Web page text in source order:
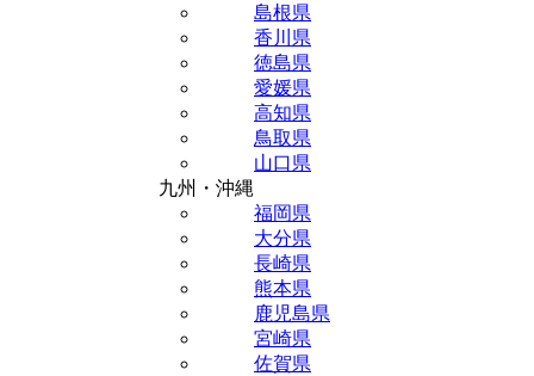
島根県
香川県
徳島県
愛媛県
高知県
鳥取県
山口県
九州・沖縄
福岡県
大分県
長崎県
熊本県
鹿児島県
宮崎県
佐賀県